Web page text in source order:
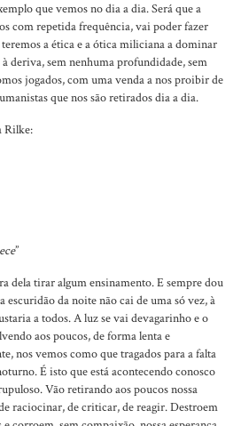
que vemos no dia a dia. Será que a
com repetida frequência, vai poder fazer
a ética e a ótica miliciana a dominar
deriva, sem nenhuma profundidade, sem
jogados, com uma venda a nos proibir de
que nos são retirados dia a dia.
Rilke:
”
dela tirar algum ensinamento. E sempre dou
escuridão da noite não cai de uma só vez, à
a todos. A luz se vai devagarinho e o
aos poucos, de forma lenta e
nos vemos como que tragados para a falta
É isto que está acontecendo conosco
Vão retirando aos poucos nossa
raciocinar, de criticar, de reagir. Destroem